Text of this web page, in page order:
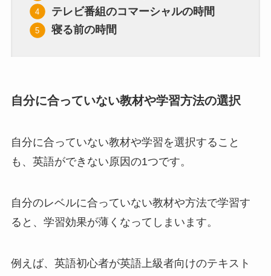
テレビ番組のコマーシャルの時間
寝る前の時間
自分に合っていない教材や学習方法の選択
自分に合っていない教材や学習を選択すること
も、英語ができない原因の1つです。
自分のレベルに合っていない教材や方法で学習す
ると、学習効果が薄くなってしまいます。
例えば、英語初心者が英語上級者向けのテキスト